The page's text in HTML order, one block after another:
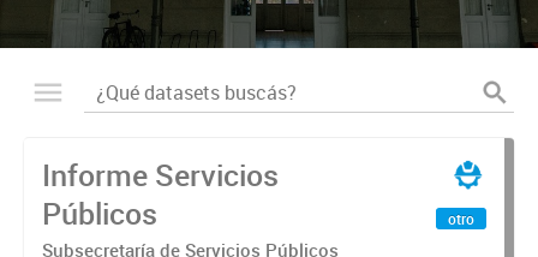
Informe Servicios
Públicos
Subsecretaría de Servicios Públicos
otro